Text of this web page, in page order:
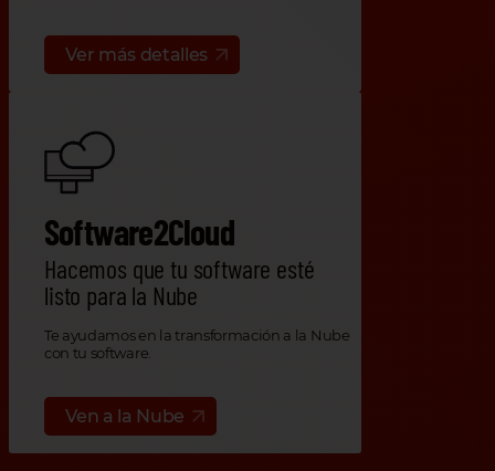
Ver más detalles
Software2Cloud
Hacemos que tu software esté
listo para la Nube
Te ayudamos en la transformación a la Nube
con tu software.
Ven a la Nube